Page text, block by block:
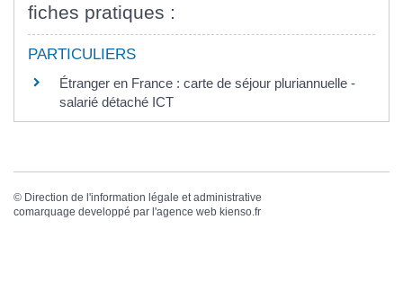
fiches pratiques :
PARTICULIERS
Étranger en France : carte de séjour pluriannuelle -
salarié détaché ICT
© Direction de l'information légale et administrative
comarquage developpé par l'agence web kienso.fr